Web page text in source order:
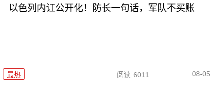
以色列内讧公开化！防长一句话，军队不买账
最热 阅读 6011 08-05